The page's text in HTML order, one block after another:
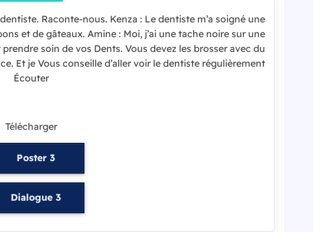
Raconte-nous. Kenza : Le dentiste m’a soigné une
et de gâteaux. Amine : Moi, j’ai une tache noire sur une
soin de vos Dents. Vous devez les brosser avec du
Et je Vous conseille d’aller voir le dentiste régulièrement.
Écouter
Télécharger
Poster 3
Dialogue 3